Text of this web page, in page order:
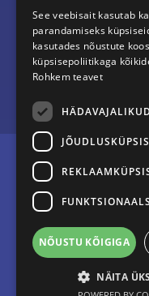
Tehtud armastusega
Autoriõigused ©
Kodu
Tööpakkumised
Kasutustingimused
See veebisait kasutab
parandamiseks
kasutades nõustute
küpsisepoliitikaga
Rohkem teavet
NÕUSTU KÕIGIGA
NÄITA